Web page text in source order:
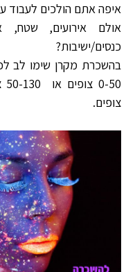
איפה אתם הולכים לעבוד
אולם אירועים,
כנסים/ישיבות?
בהשכרת מקרן שימו לב
צופים.